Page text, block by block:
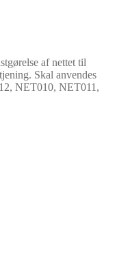
af nettet til
Skal anvendes
NET010, NET011,